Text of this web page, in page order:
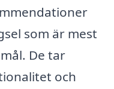
som är mest
De tar
och